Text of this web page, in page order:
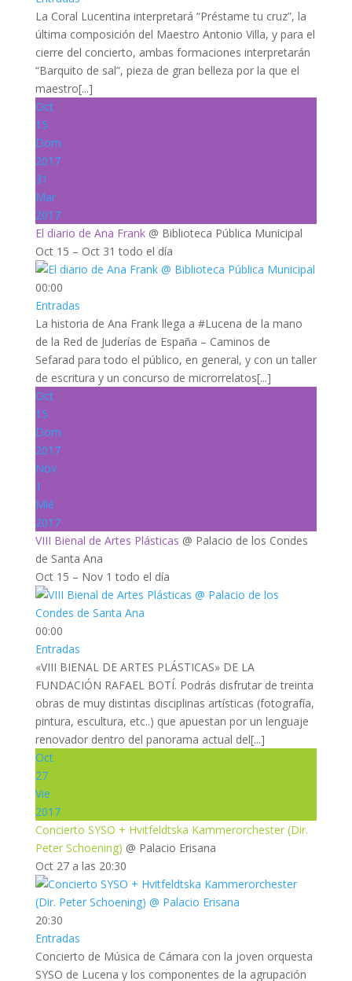
La Coral Lucentina interpretará “Préstame tu cruz”, la
última composición del Maestro Antonio Villa, y para el
cierre del concierto, ambas formaciones interpretarán
“Barquito de sal”, pieza de gran belleza por la que el
maestro[...]
Oct
15
Dom
2017
31
Mar
2017
El diario de Ana Frank @ Biblioteca Pública Municipal
Oct 15 – Oct 31todo el día
00:00
Entradas
La historia de Ana Frank llega a #Lucena de la mano
de la Red de Juderías de España – Caminos de
Sefarad para todo el público, en general, y con un taller
de escritura y un concurso de microrrelatos[...]
Oct
15
Dom
2017
Nov
1
Mié
2017
VIII Bienal de Artes Plásticas @ Palacio de los Condes
de Santa Ana
Oct 15 – Nov 1todo el día
00:00
Entradas
«VIII BIENAL DE ARTES PLÁSTICAS» DE LA
FUNDACIÓN RAFAEL BOTÍ. Podrás disfrutar de treinta
obras de muy distintas disciplinas artísticas (fotografía,
pintura, escultura, etc..) que apuestan por un lenguaje
renovador dentro del panorama actual del[...]
Oct
27
Vie
2017
Concierto SYSO + Hvitfeldtska Kammerorchester (Dir.
Peter Schoening) @ Palacio Erisana
Oct 27 a las 20:30
20:30
Entradas
Concierto de Música de Cámara con la joven orquesta
SYSO de Lucena y los componentes de la agrupación